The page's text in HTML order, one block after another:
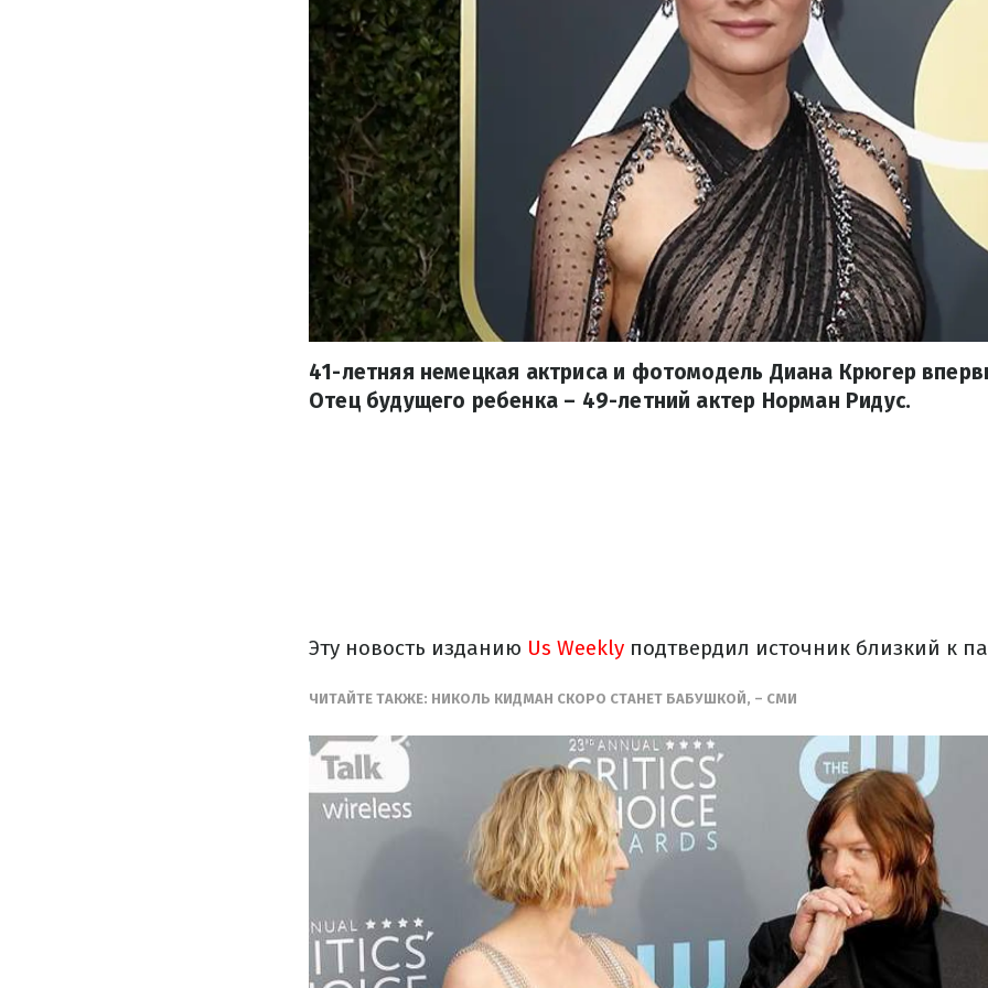
41-летняя немецкая актриса и фотомодель Диана Крюгер
Отец будущего ребенка – 49-летний актер Норман Ридус.
Эту новость изданию Us Weekly подтвердил источник близкий к
ЧИТАЙТЕ ТАКЖЕ: НИКОЛЬ КИДМАН СКОРО СТАНЕТ БАБУШКОЙ, – СМИ